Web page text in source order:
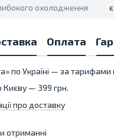
охолодження є
Оплата
по Україні — за тарифами
Києву — 399 грн.
про доставку
отриманні